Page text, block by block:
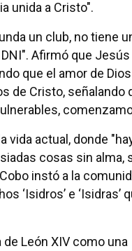
unida a Cristo".
un club, no tiene
Afirmó que
que el amor de
de Cristo, señalando
vida actual, donde
cosas sin alma,
instó a la
‘Isidros’ e ‘Isidras’
León XIV como una